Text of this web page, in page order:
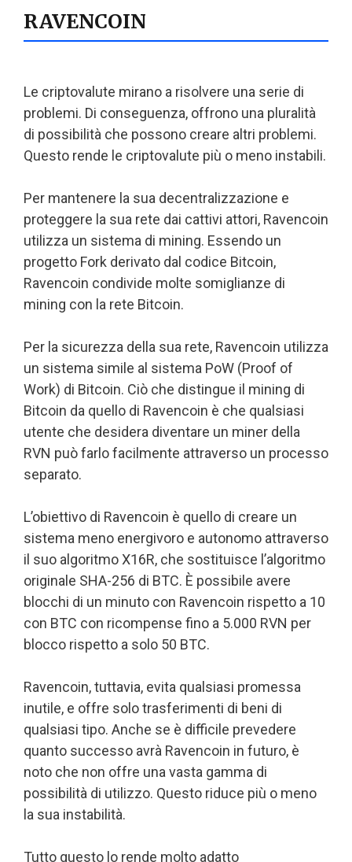
RAVENCOIN
Le criptovalute mirano a risolvere una serie di
problemi. Di conseguenza, offrono una pluralità
di possibilità che possono creare altri problemi.
Questo rende le criptovalute più o meno instabili.
Per mantenere la sua decentralizzazione e
proteggere la sua rete dai cattivi attori, Ravencoin
utilizza un sistema di mining. Essendo un
progetto Fork derivato dal codice Bitcoin,
Ravencoin condivide molte somiglianze di
mining con la rete Bitcoin.
Per la sicurezza della sua rete, Ravencoin utilizza
un sistema simile al sistema PoW (Proof of
Work) di Bitcoin. Ciò che distingue il mining di
Bitcoin da quello di Ravencoin è che qualsiasi
utente che desidera diventare un miner della
RVN può farlo facilmente attraverso un processo
separato.
L’obiettivo di Ravencoin è quello di creare un
sistema meno energivoro e autonomo attraverso
il suo algoritmo X16R, che sostituisce l’algoritmo
originale SHA-256 di BTC. È possibile avere
blocchi di un minuto con Ravencoin rispetto a 10
con BTC con ricompense fino a 5.000 RVN per
blocco rispetto a solo 50 BTC.
Ravencoin, tuttavia, evita qualsiasi promessa
inutile, e offre solo trasferimenti di beni di
qualsiasi tipo. Anche se è difficile prevedere
quanto successo avrà Ravencoin in futuro, è
noto che non offre una vasta gamma di
possibilità di utilizzo. Questo riduce più o meno
la sua instabilità.
Tutto questo lo rende molto adatto